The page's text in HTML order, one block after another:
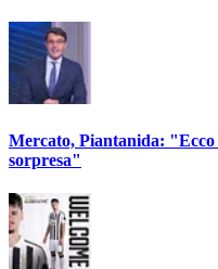
Mercato, Piantanida: "Ecco
sorpresa"